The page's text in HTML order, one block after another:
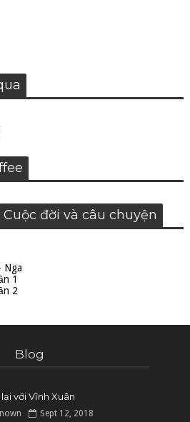
đời và câu chuyện
Nga
1
2
Blog
với Vĩnh Xuân
Sept 12, 2018